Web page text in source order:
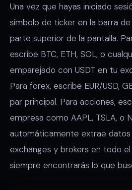
Una vez que hayas iniciado
símbolo de ticker en la barra
parte superior de la pantalla.
escribe BTC, ETH, SOL, o
emparejado con USDT en tu
Para forex, escribe EUR/USD,
par principal. Para acciones,
empresa como AAPL, TSLA, o
automáticamente extrae
exchanges y brokers en todo
siempre encontrarás lo que